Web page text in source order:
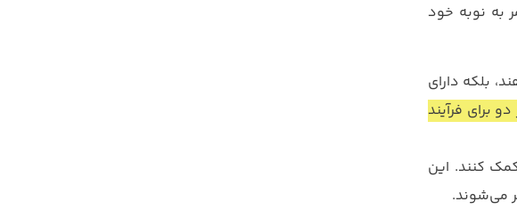
به نوبه خود
بلکه دارای
برای فرآیند
کنند. این
می‌شوند.